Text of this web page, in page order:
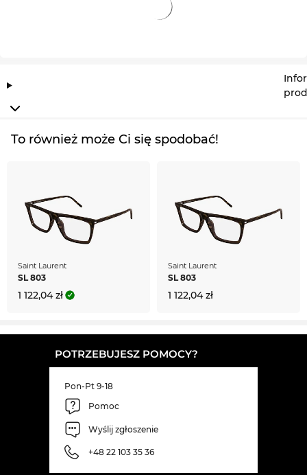
To również może Ci się spodobać!
Saint Laurent
SL 803
1 122,04 zł
Saint Laurent
SL 803
1 122,04 zł
POTRZEBUJESZ POMOCY?
Pon-Pt 9-18
Pomoc
Wyślij zgłoszenie
+48 22 103 35 36